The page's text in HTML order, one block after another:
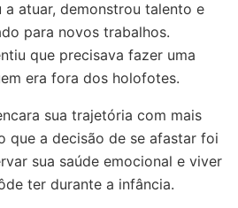
atuar, demonstrou talento e
para novos trabalhos.
que precisava fazer uma
era fora dos holofotes.
sua trajetória com mais
que a decisão de se afastar foi
sua saúde emocional e viver
ter durante a infância.